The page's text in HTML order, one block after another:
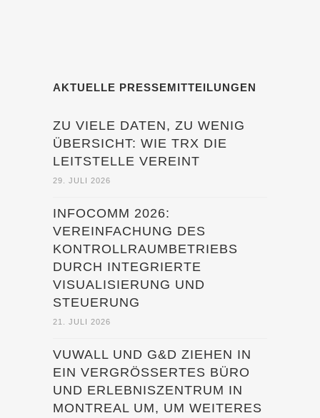
AKTUELLE PRESSEMITTEILUNGEN
ZU VIELE DATEN, ZU WENIG
ÜBERSICHT: WIE TRX DIE
LEITSTELLE VEREINT
29. JULI 2026
INFOCOMM 2026:
VEREINFACHUNG DES
KONTROLLRAUMBETRIEBS
DURCH INTEGRIERTE
VISUALISIERUNG UND
STEUERUNG
21. JULI 2026
VUWALL UND G&D ZIEHEN IN
EIN VERGRÖSSERTES BÜRO U
ND ERLEBNISZENTRUM IN M
ONTREAL UM, UM WEITERES W